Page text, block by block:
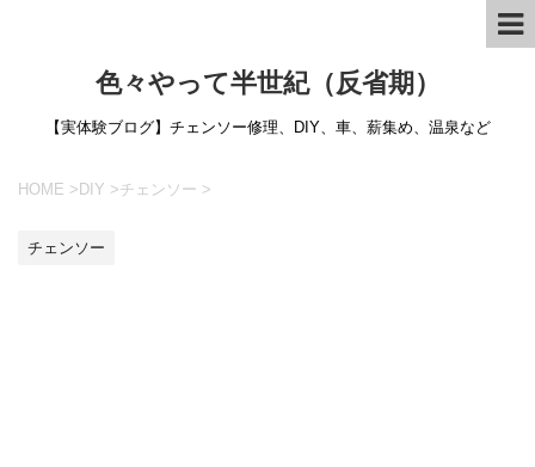
色々やって半世紀（反省期）
【実体験ブログ】チェンソー修理、DIY、車、薪集め、温泉など
HOME > DIY >チェンソー >
チェンソー